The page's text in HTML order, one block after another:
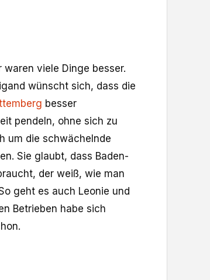
waren viele Dinge besser.
wünscht sich, dass die
besser
pendeln, ohne sich zu
um die schwächelnde
Sie glaubt, dass Baden-
der weiß, wie man
geht es auch Leonie und
Betrieben habe sich